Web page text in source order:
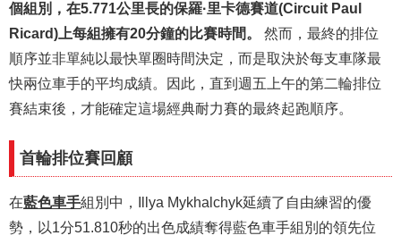
個組別，在5.771公里長的保羅·里卡德賽道(Circuit Paul
Ricard)上每組擁有20分鐘的比賽時間。
然而，最終的排位
順序並非單純以最快單圈時間決定，而是取決於每支車隊最
快兩位車手的平均成績。因此，直到週五上午的第二輪排位
賽結束後，才能確定這場經典耐力賽的最終起跑順序。
首輪排位賽回顧
在藍色車手組別中，Illya Mykhalchyk延續了自由練習的優
勢，以1分51.810秒的出色成績奪得藍色車手組別的領先位